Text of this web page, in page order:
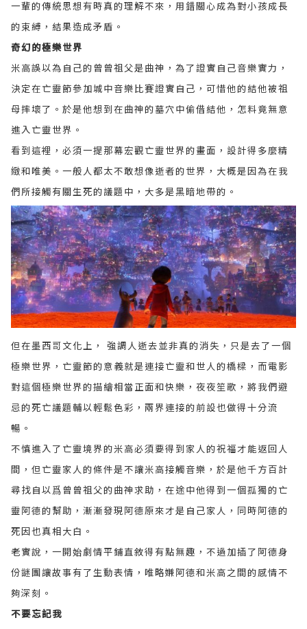
一輩的傳統思想有時真的理解不來，用錯關心成為對小孩成長
的束縛，結果造成矛盾。
奇幻的極樂世界
米高誤以為自己的曾曾祖父是曲神，為了證實自己音樂實力，
決定在亡靈節參加城中音樂比賽證實自己，可惜他的結他被祖
母摔壞了。於是他想到在曲神的墓穴中偷借結他，怎料竟無意
進入亡靈世界。
看到這裡，必須一提那幕宏觀亡靈世界的畫面，設計得多麼精
緻和唯美。一般人都太不敢想像逝者的世界，大概是因為在我
們所接觸有關生死的議題中，大多是黑暗地帶的。
但在墨西哥文化上， 強調人逝去並非真的消失，只是去了一個
極樂世界，亡靈節的意義就是連接亡靈和世人的橋樑，而電影
對這個極樂世界的描繪相當正面和快樂，夜夜笙歌，將我們避
忌的死亡議題輔以輕鬆色彩，兩界連接的前設也做得十分流
暢。
不慎進入了亡靈境界的米高必須要得到家人的祝福才能返回人
間，但亡靈家人的條件是不讓米高接觸音樂，於是他千方百計
尋找自以爲曾曾祖父的曲神求助，在途中他得到一個孤獨的亡
靈阿德的幫助，漸漸發現阿德原來才是自己家人，同時阿德的
死因也真相大白。
老實說，一開始劇情平鋪直敘得有點無趣，不過加插了阿德身
份謎團讓故事有了生動表情，唯略嫌阿德和米高之間的感情不
夠深刻。
不要忘記我